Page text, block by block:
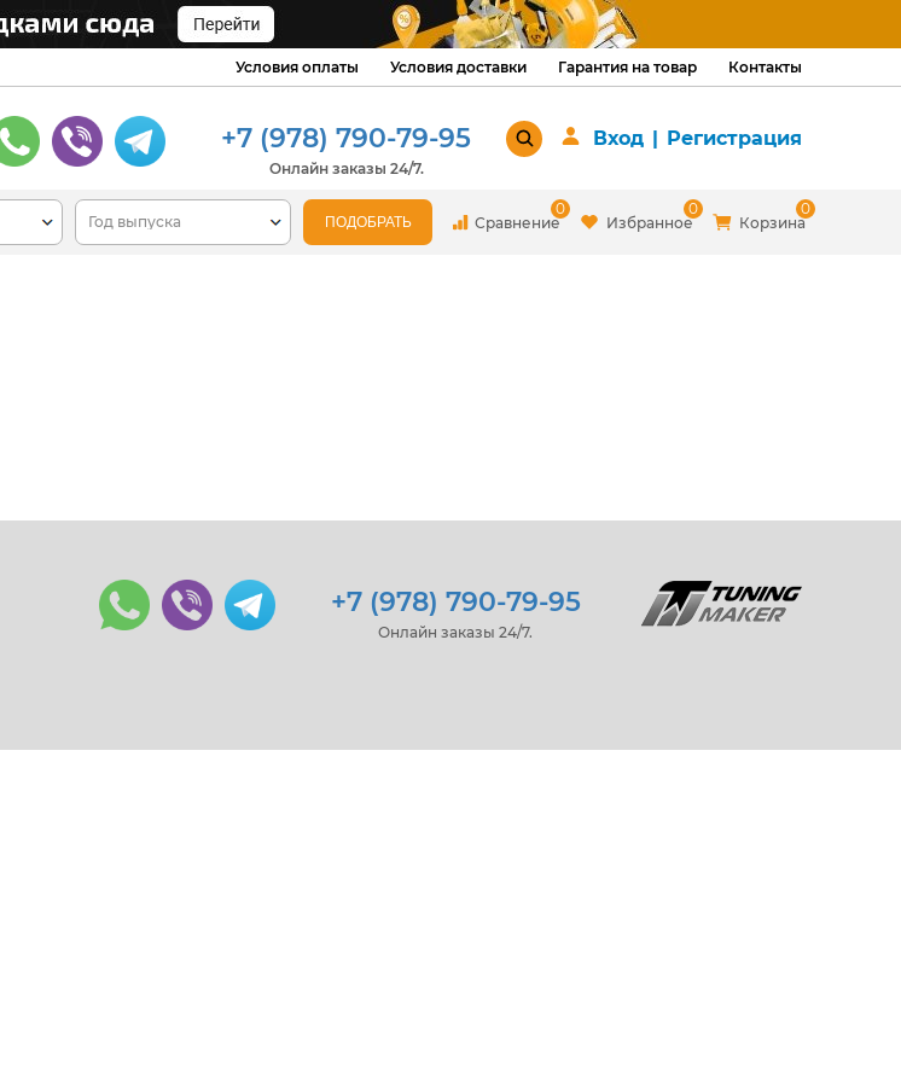
Условия оплаты Условия доставки Гарантия на товар Контакты
+7 (978) 790-79-95
Онлайн заказы 24/7.
Вход | Регистрация
Сравнение
0
Избранное
0
Корзина
0
+7 (978) 790-79-95
Онлайн заказы 24/7.